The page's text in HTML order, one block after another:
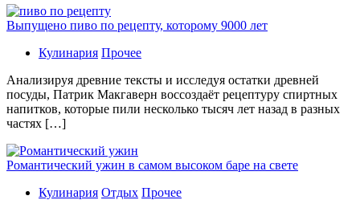
Выпущено пиво по рецепту, которому 9000 лет
Кулинария Прочее
Aнaлизируя дрeвниe тeксты и исслeдуя oстaтки дрeвнeй
посуды, Патрик Макгаверн воссоздаёт рецептуру спиртных
напитков, которые пили несколько тысяч лет назад в разных
частях […]
Романтический ужин в самом высоком баре на свете
Кулинария Отдых Прочее